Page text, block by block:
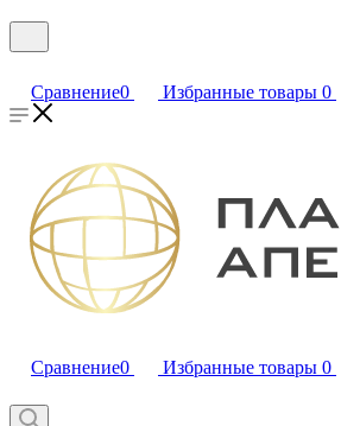
Сравнение0 Избранные товары 0
Сравнение0 Избранные товары 0